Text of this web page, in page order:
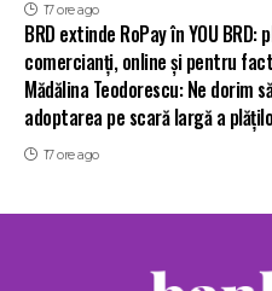
17 ore ago
BRD extinde RoPay în YOU
comercianți, online și pentru
Mădălina Teodorescu: Ne dorim
adoptarea pe scară largă a
17 ore ago